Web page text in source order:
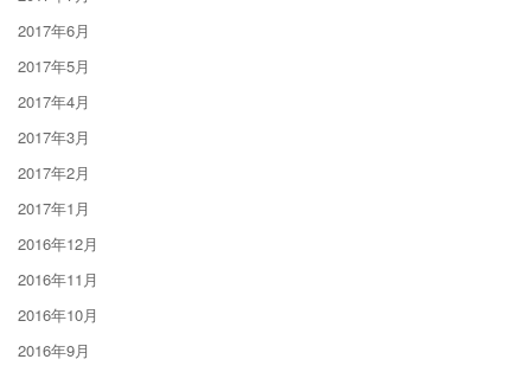
2017年6月
2017年5月
2017年4月
2017年3月
2017年2月
2017年1月
2016年12月
2016年11月
2016年10月
2016年9月